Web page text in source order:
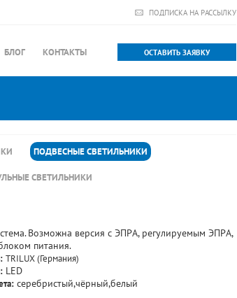
ПОДПИСКА НА РАССЫЛКУ
ОСТАВИТЬ ЗАЯВКУ
БЛОГ КОНТАКТЫ
ПОДВЕСНЫЕ СВЕТИЛЬНИКИ
СВЕТИЛЬНИКИ
Возможна версия с ЭПРА, регулируемым ЭПРА,
питания.
TRILUX (Германия)
LED
серебристый,чёрный,белый